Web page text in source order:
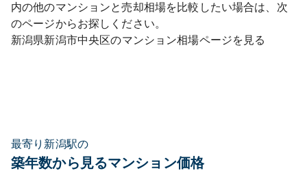
内の他のマンションと売却相場を比較したい場合は、次
のページからお探しください。
新潟県新潟市中央区のマンション相場ページを見る
最寄り新潟駅の
築年数から見るマンション価格